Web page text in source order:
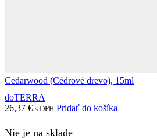
Cedarwood (Cédrové drevo), 15ml
doTERRA
26,37 € s DPH Pridať do košíka
Nie je na sklade